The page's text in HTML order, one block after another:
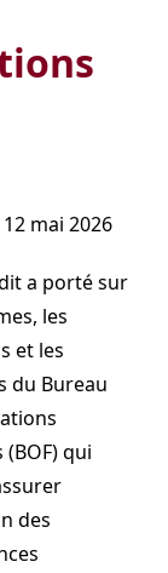
12 mai 2026
a porté sur
les
et les
du Bureau
qui
des